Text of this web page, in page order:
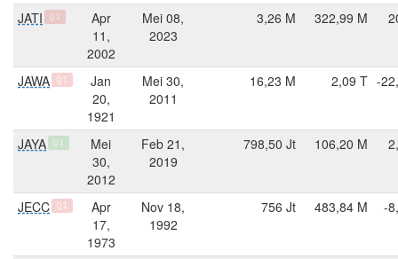
JATI Q1
Apr
11,
2002
Mei 08,
2023
3,26 M 322,99 M
JAWA Q1
Jan
20,
1921
Mei 30,
2011
16,23 M 2,09 T -
JAYA Q1
Mei
30,
2012
Feb 21,
2019
798,50 Jt 106,20 M
JECC Q1
Apr
17,
1973
Nov 18,
1992
756 Jt 483,84 M -